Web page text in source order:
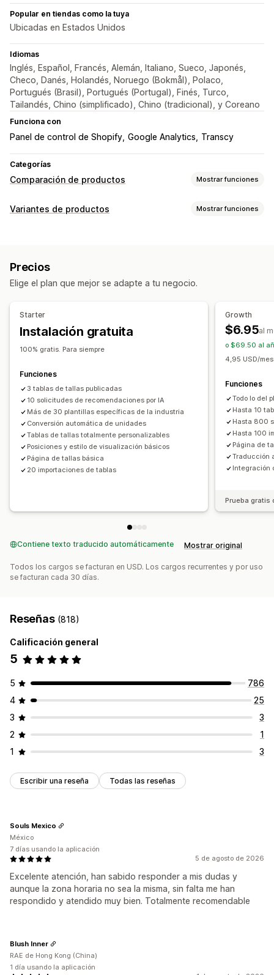
Popular en tiendas como la tuya
Ubicadas en Estados Unidos
Idiomas
Inglés, Español, Francés, Alemán, Italiano, Sueco, Japonés,
Checo, Danés, Holandés, Noruego (Bokmål), Polaco,
Portugués (Brasil), Portugués (Portugal), Finés, Turco,
Tailandés, Chino (simplificado), Chino (tradicional), y Coreano
Funciona con
Panel de control de Shopify Google Analytics Transcy
Categorías
Comparación de productos Mostrar funciones
Herramientas de comparación
Recomendaciones de IA
Mostrar y ocultar
Imágenes Videos
Opciones de muestra
Íconos personalizados
Texto personalizado
Tabla flotante Conversión de unidades
Múltiples idiomas
Traducción Página de producto
Páginas de colecciones
Adaptación a dispositivos móviles
Variantes de productos Mostrar funciones
Menús desplegables
Texto personalizado CSS personalizado
Traducción
Visualización de variantes
Precios
Elige el plan que mejor se adapte a tu negocio.
Starter
Instalación gratuita
100% gratis. Para siempre
Funciones
3 tablas de tallas publicadas
10 solicitudes de recomendaciones por IA
Más de 30 plantillas específicas de la industria
Conversión automática de unidades
Tablas de tallas totalmente personalizables
Posiciones y estilo de visualización básicos
Página de tallas básica
20 importaciones de tablas
Growth
$6.95al
o $69.50 al
4,95 USD/
Funciones
Todo lo del
Hasta 10
Hasta 800
Hasta 100
Página de
Traducción
Integración
Prueba gratis
Contiene texto traducido automáticamente Mostrar original
Todos los cargos se facturan en USD. Los cargos recurrentes y por uso
se facturan cada 30 días.
Reseñas (818)
Calificación general
5
5
786
4
25
3
3
2
1
1
3
Escribir una reseña Todas las reseñas
5 de agosto de 2026
Excelente atención, han sabido responder a mis dudas y
aunque la zona horaria no sea la misma, sin falta me han
respondido y atendido muy bien. Totalmente recomendable
Souls Mexico
México
7 días usando la aplicación
Blush Inner
RAE de Hong Kong (China)
1 día usando la aplicación